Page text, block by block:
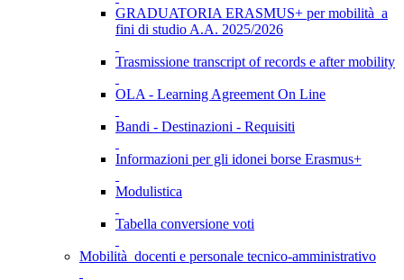
GRADUATORIA ERASMUS+ per mobilità a
fini di studio A.A. 2025/2026
Trasmissione transcript of records e after mobility
OLA - Learning Agreement On Line
Bandi - Destinazioni - Requisiti
Informazioni per gli idonei borse Erasmus+
Modulistica
Tabella conversione voti
Mobilità docenti e personale tecnico-amministrativo